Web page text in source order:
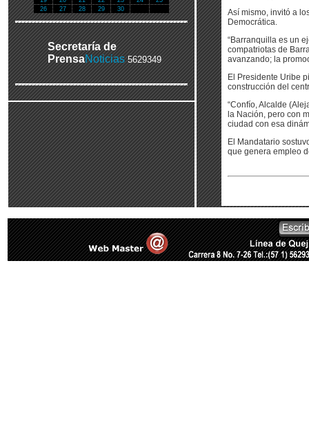
26
27 28 29 30
Secretaría de
PrensaNoticias 5629349
Así mismo, invitó a
Democrática.
“Barranquilla es un
compatriotas de
avanzando; la
El Presidente Uribe
construcción del
“Confío, Alcalde
la Nación, pero con
ciudad con esa
El Mandatario
que genera empleo